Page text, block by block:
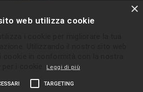
×
web utilizza cookie
Leggi di più
TARGETING